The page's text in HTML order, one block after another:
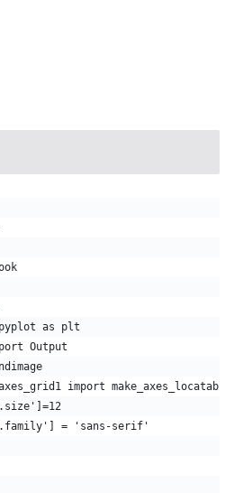
as plt
Output
import make_axes_locatable
= 'sans-serif'